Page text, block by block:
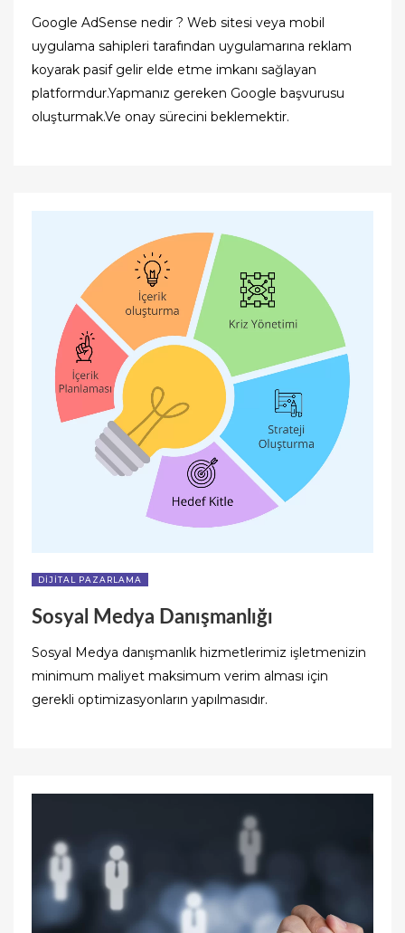
Google AdSense nedir ? Web sitesi veya mobil
uygulama sahipleri tarafından uygulamarına reklam
koyarak pasif gelir elde etme imkanı sağlayan
platformdur.Yapmanız gereken Google başvurusu
oluşturmak.Ve onay sürecini beklemektir.
DIJITAL PAZARLAMA
Sosyal Medya Danışmanlığı
Sosyal Medya danışmanlık hizmetlerimiz işletmenizin
minimum maliyet maksimum verim alması için
gerekli optimizasyonların yapılmasıdır.